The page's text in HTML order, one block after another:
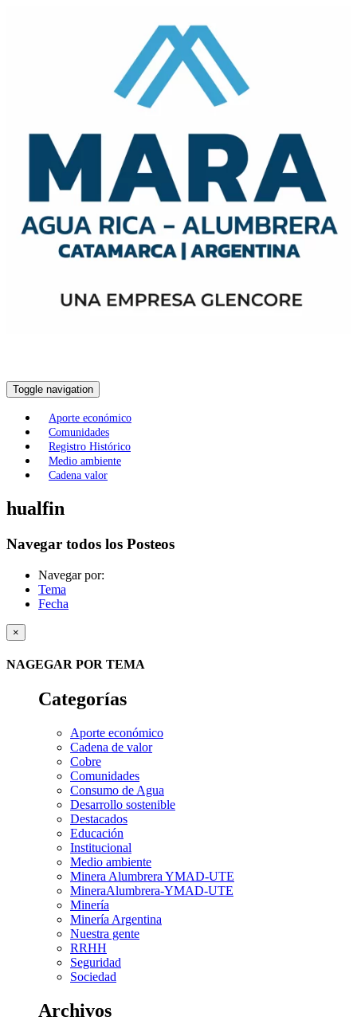
Toggle navigation
Aporte económico
Comunidades
Registro Histórico
Medio ambiente
Cadena valor
hualfin
Navegar todos los Posteos
Navegar por:
Tema
Fecha
×
NAGEGAR POR TEMA
Categorías
Aporte económico
Cadena de valor
Cobre
Comunidades
Consumo de Agua
Desarrollo sostenible
Destacados
Educación
Institucional
Medio ambiente
Minera Alumbrera YMAD-UTE
MineraAlumbrera-YMAD-UTE
Minería
Minería Argentina
Nuestra gente
RRHH
Seguridad
Sociedad
Archivos